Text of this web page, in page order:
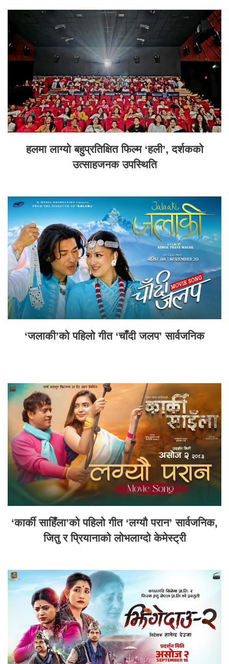
हलमा लाग्यो बहुप्रतिक्षित फिल्म ‘हली’, दर्शकको
उत्साहजनक उपस्थिति
‘जलाकी’को पहिलो गीत ‘चाँदी जलप’ सार्वजनिक
‘कार्की साहिँला’को पहिलो गीत ‘लग्यौ परान’ सार्वजनिक,
जितु र प्रियानाको लोभलाग्दो केमेस्ट्री